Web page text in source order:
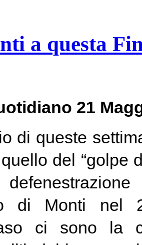
a questa
21
di queste
del “golpe
di Monti nel
ci sono la